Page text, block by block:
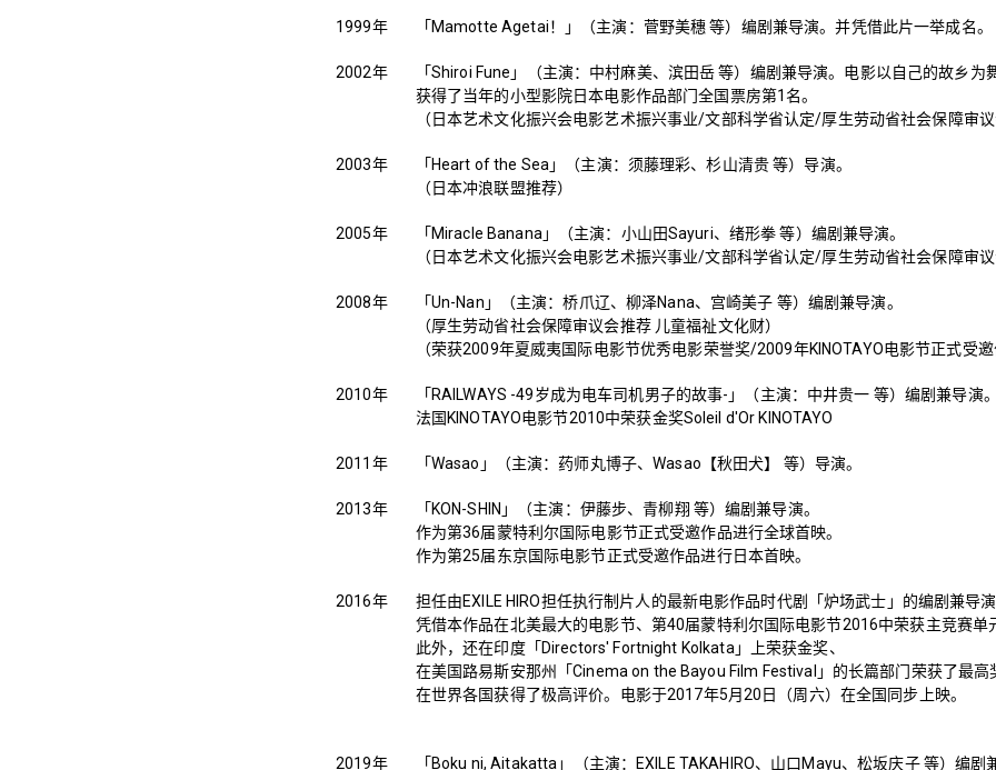
1999年 「Mamotte Agetai！」（主演：菅野美穗 等）编剧兼导演。并凭借此片一举成名。
2002年
「Shiroi Fune」（主演：中村麻美、滨田岳 等）编剧兼导演。电影以自己的故乡为
获得了当年的小型影院日本电影作品部门全国票房第1名。
（日本艺术文化振兴会电影艺术振兴事业/文部科学省认定/厚生劳动省社会保障审议
2003年
「Heart of the Sea」（主演：须藤理彩、杉山清贵 等）导演。
（日本冲浪联盟推荐）
2005年
「Miracle Banana」（主演：小山田Sayuri、绪形拳 等）编剧兼导演。
（日本艺术文化振兴会电影艺术振兴事业/文部科学省认定/厚生劳动省社会保障审议
2008年
「Un-Nan」（主演：桥爪辽、柳泽Nana、宫崎美子 等）编剧兼导演。
（厚生劳动省社会保障审议会推荐 儿童福祉文化财）
（荣获2009年夏威夷国际电影节优秀电影荣誉奖/2009年KINOTAYO电影节正式受邀
2010年
「RAILWAYS -49岁成为电车司机男子的故事-」（主演：中井贵一 等）编剧兼导演。
法国KINOTAYO电影节2010中荣获金奖Soleil d'Or KINOTAYO
2011年 「Wasao」（主演：药师丸博子、Wasao【秋田犬】 等）导演。
2013年
「KON-SHIN」（主演：伊藤步、青柳翔 等）编剧兼导演。
作为第36届蒙特利尔国际电影节正式受邀作品进行全球首映。
作为第25届东京国际电影节正式受邀作品进行日本首映。
2016年
担任由EXILE HIRO担任执行制片人的最新电影作品时代剧「炉场武士」的编剧兼导演
凭借本作品在北美最大的电影节、第40届蒙特利尔国际电影节2016中荣获主竞赛单
此外，还在印度「Directors' Fortnight Kolkata」上荣获金奖、
在美国路易斯安那州「Cinema on the Bayou Film Festival」的长篇部门荣获了最高
在世界各国获得了极高评价。电影于2017年5月20日（周六）在全国同步上映。
2019年 「Boku ni, Aitakatta」（主演：EXILE TAKAHIRO、山口Mayu、松坂庆子 等）编剧